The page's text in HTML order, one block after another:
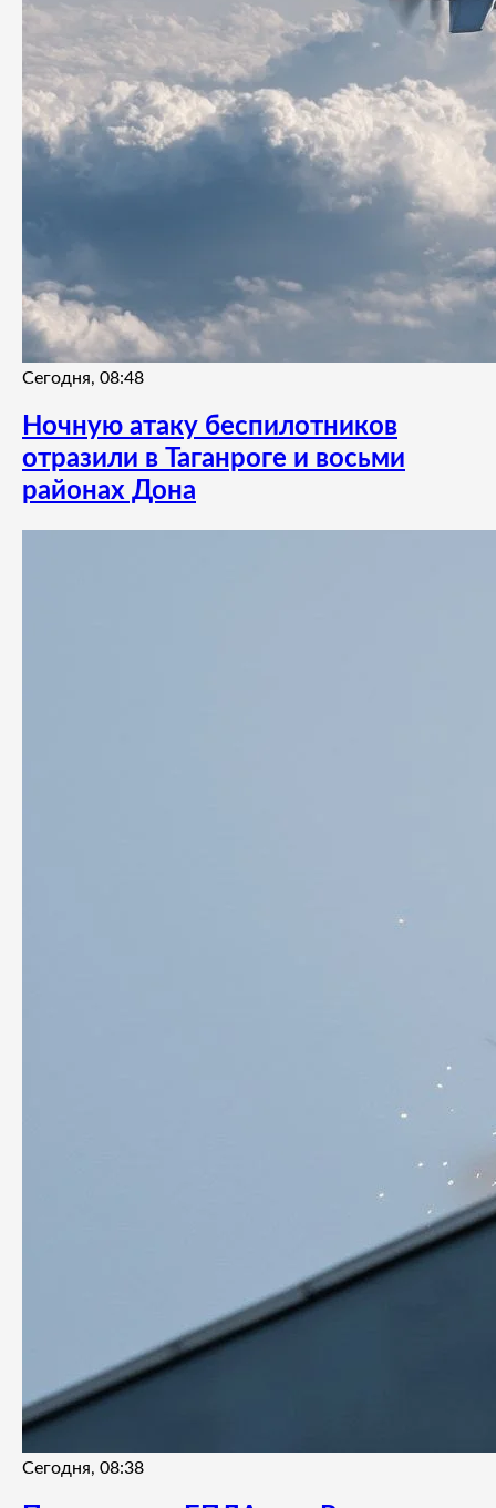
Сегодня, 08:48
Ночную атаку беспилотников
отразили в Таганроге и восьми
районах Дона
Сегодня, 08:38